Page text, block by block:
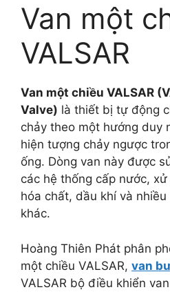
Van một
VALSAR
Van một chiều VALSAR
Valve) là thiết bị tự động
chảy theo một hướng duy
hiện tượng chảy ngược
ống. Dòng van này được
các hệ thống cấp nước,
hóa chất, dầu khí và
khác.
Hoàng Thiên Phát phân
một chiều VALSAR, van
VALSAR bộ điều khiển